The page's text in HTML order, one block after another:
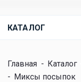
КАТАЛОГ
Главная - Каталог
- Миксы посыпок